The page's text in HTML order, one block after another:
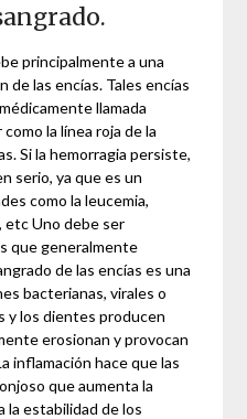
principalmente a una
de las encías. Tales encías
llamada
la línea roja de la
Si la hemorragia persiste,
serio, ya que es un
como la leucemia,
etc Uno debe ser
que generalmente
de las encías es una
bacterianas, virales o
y los dientes producen
erosionan y provocan
inflamación hace que las
que aumenta la
la estabilidad de los